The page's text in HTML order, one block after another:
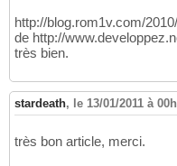
http://blog.rom1v.com/
de http://
très bien.
stardeath, le 13/01/2011 à
très bon article, merci.